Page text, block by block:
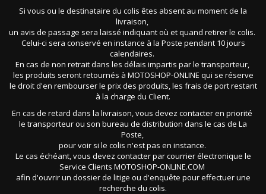
Si vous ou le destinataire du colis êtes absent au moment de la
livraison,
un avis de passage sera laissé indiquant où et quand retirer le colis.
Celui-ci sera conservé en instance à la Poste pendant 10 jours
calendaires.
En cas de non retrait dans les délais impartis par le transporteur,
les produits seront retournés à MOTOSHOP-ONLINE qui se réserve
le droit d'en rembourser le prix des produits, les frais de port restant
à la charge du Client.
En cas de retard dans la livraison, vous devez contacter en priorité
le transporteur ou son bureau de distribution dans le cas de La
Poste,
pour voir si le colis n'est pas en instance.
Le cas échéant, vous devez contacter par courrier électronique le
Service Clients MOTOSHOP-ONLINE.COM
afin d'ouvrir un dossier de litige ou d'enquête pour effectuer une
recherche du colis.